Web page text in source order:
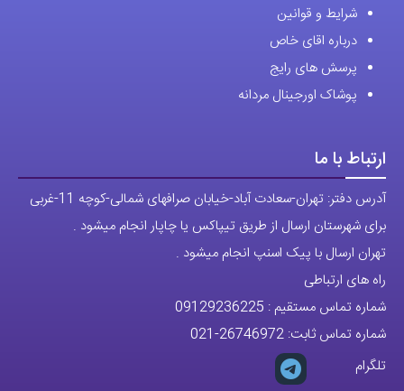
شرایط و قوانین
درباره اقای خاص
پرسش های رایج
پوشاک اورجینال مردانه
ارتباط با ما
آدرس دفتر: تهران-سعادت آباد-خیابان صرافهای شمالی-کوچه 11-غربی
برای شهرستان ارسال از طریق تیپاکس یا چاپار انجام میشود .
تهران ارسال با پیک اسنپ انجام میشود .
راه های ارتباطی
شماره تماس مستقیم : 09129236225
شماره تماس ثابت: 26746972
-021
تلگرام